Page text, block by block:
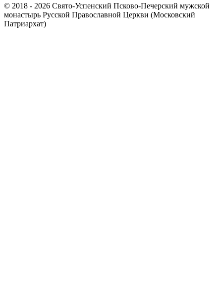
© 2018 - 2026 Свято-Успенский Псково-Печерский мужской
монастырь Русской Православной Церкви (Московский
Патриархат)